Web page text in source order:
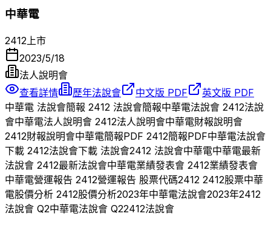
中華電
2412上市
2023/5/18
法人說明會
查看詳情
歷年法說會 中文版 PDF
英文版 PDF
中華電 法說會簡報 2412 法說會簡報中華電法說會 2412法說
會中華電法人說明會 2412法人說明會中華電財報說明會
2412財報說明會中華電簡報PDF 2412簡報PDF中華電法說會
下載 2412法說會下載 法說會2412 法說會中華電中華電最新
法說會 2412最新法說會中華電業績發表會 2412業績發表會
中華電營運報告 2412營運報告 股票代碼2412 2412股票中華
電股價分析 2412股價分析2023年中華電法說會2023年2412
法說會 Q2中華電法說會 Q22412法說會